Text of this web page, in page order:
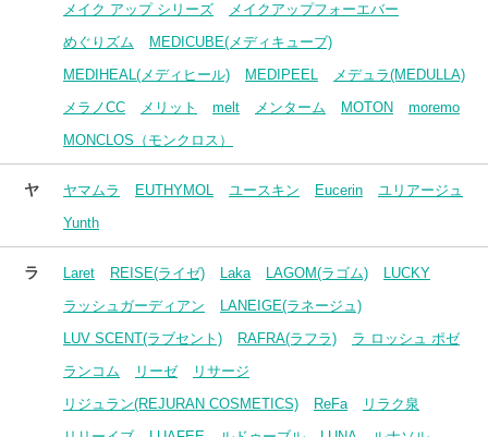
メイク アップ シリーズ
メイクアップフォーエバー
めぐりズム
MEDICUBE(メディキューブ)
MEDIHEAL(メディヒール)
MEDIPEEL
メデュラ(MEDULLA)
メラノCC
メリット melt メンターム MOTON
moremo
MONCLOS（モンクロス）
ヤ ヤマムラ EUTHYMOL ユースキン Eucerin
ユリアージュ
Yunth
ラ Laret REISE(ライゼ) Laka LAGOM(ラゴム)
LUCKY
ラッシュガーディアン
LANEIGE(ラネージュ)
LUV SCENT(ラブセント)
RAFRA(ラフラ)
ラ ロッシュ ポゼ
ランコム
リーゼ
リサージ
リジュラン(REJURAN COSMETICS)
ReFa
リラク泉